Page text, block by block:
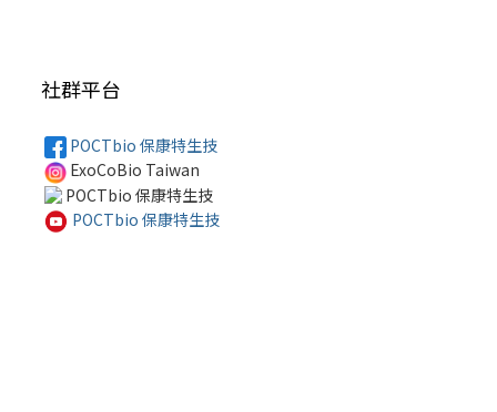
社群平台
POCTbio 保康特生技
ExoCoBio Taiwan
POCTbio 保康特生技
POCTbio 保康特生技